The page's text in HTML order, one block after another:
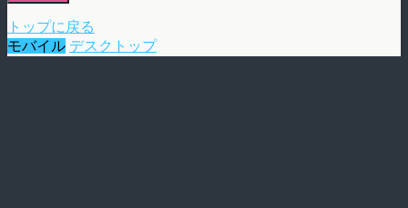
トップに戻る
モバイル デスクトップ